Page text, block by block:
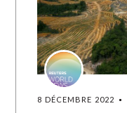
8 DÉCEMBRE 2022